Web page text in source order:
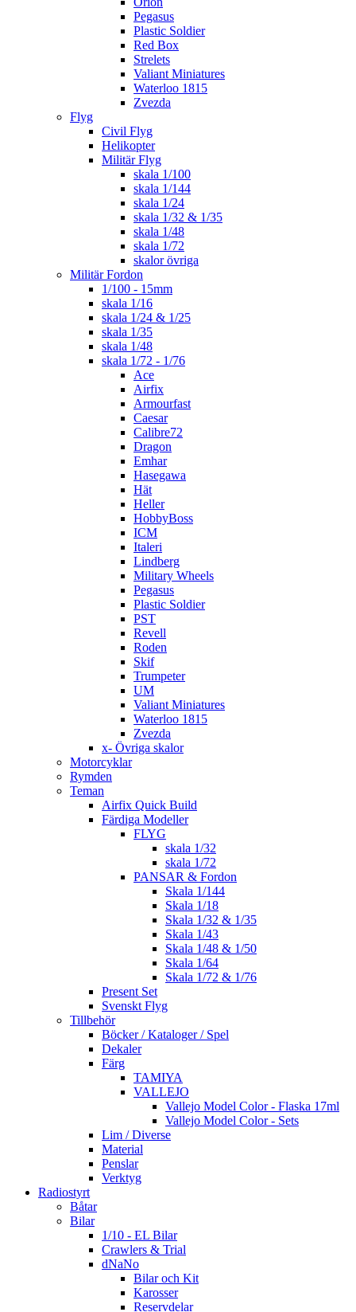
Pegasus
Plastic Soldier
Red Box
Strelets
Valiant Miniatures
Waterloo 1815
Zvezda
Flyg
Civil Flyg
Helikopter
Militär Flyg
skala 1/100
skala 1/144
skala 1/24
skala 1/32 & 1/35
skala 1/48
skala 1/72
skalor övriga
Militär Fordon
1/100 - 15mm
skala 1/16
skala 1/24 & 1/25
skala 1/35
skala 1/48
skala 1/72 - 1/76
Ace
Airfix
Armourfast
Caesar
Calibre72
Dragon
Emhar
Hasegawa
Hät
Heller
HobbyBoss
ICM
Italeri
Lindberg
Military Wheels
Pegasus
Plastic Soldier
PST
Revell
Roden
Skif
Trumpeter
UM
Valiant Miniatures
Waterloo 1815
Zvezda
x- Övriga skalor
Motorcyklar
Rymden
Teman
Airfix Quick Build
Färdiga Modeller
FLYG
skala 1/32
skala 1/72
PANSAR & Fordon
Skala 1/144
Skala 1/18
Skala 1/32 & 1/35
Skala 1/43
Skala 1/48 & 1/50
Skala 1/64
Skala 1/72 & 1/76
Present Set
Svenskt Flyg
Tillbehör
Böcker / Kataloger / Spel
Dekaler
Färg
TAMIYA
VALLEJO
Vallejo Model Color - Flaska 17ml
Vallejo Model Color - Sets
Lim / Diverse
Material
Penslar
Verktyg
Radiostyrt
Båtar
Bilar
1/10 - EL Bilar
Crawlers & Trial
dNaNo
Bilar och Kit
Karosser
Reservdelar